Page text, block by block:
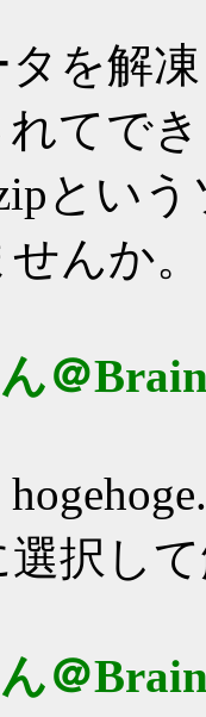
を解
れてで
とい
んか。
＠
択し
＠